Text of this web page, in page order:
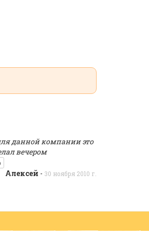
данной компании это
вечером
Алексей - 30 ноября 2010 г.